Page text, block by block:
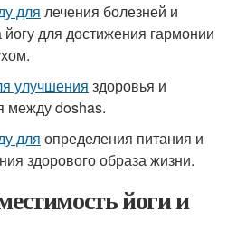
для лечения болезней и
для достижения гармонии
улучшения здоровья и
между doshas.
для определения питания и
здорового образа жизни.
йоги и